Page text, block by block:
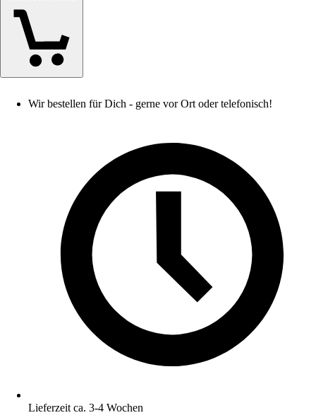
Wir bestellen für Dich - gerne vor Ort oder telefonisch!
Lieferzeit ca. 3-4 Wochen